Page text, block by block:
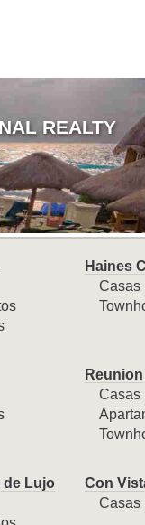
REALTY
Haines
Casas
Reunion
Casas
de Lujo
Con
Casas